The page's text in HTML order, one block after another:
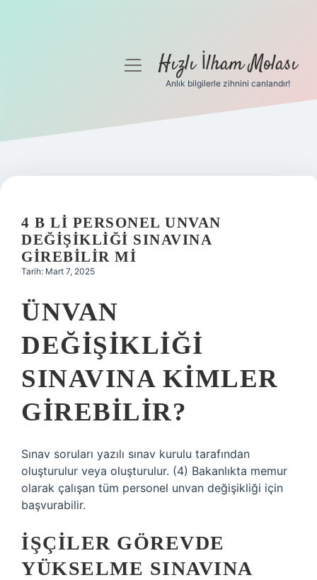
Gizlilik Politikası
Yasal Uyarı
menüyüHızlı İlham Molası
Anlık bilgilerle zihnini canlandır!
4 B LI PERSONEL UNVAN
DEĞIŞIKLIĞI SINAVINA
GIREBILIR MI
Tarih: Mart 7, 2025
ÜNVAN
DEĞIŞIKLIĞI
SINAVINA KIMLER
GIREBILIR?
Sınav soruları yazılı sınav kurulu tarafından
oluşturulur veya oluşturulur. (4) Bakanlıkta memur
olarak çalışan tüm personel unvan değişikliği için
başvurabilir.
İŞÇILER GÖREVDE
YÜKSELME SINAVINA